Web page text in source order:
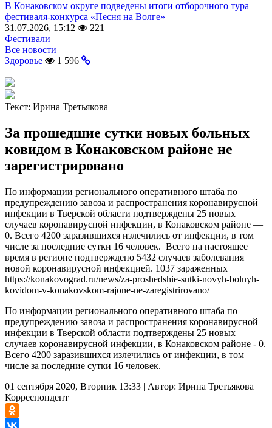
В Конаковском округе подведены итоги отборочного тура
фестиваля-конкурса «Песня на Волге»
31.07.2026, 15:12
221
Фестивали
Все новости
Здоровье
1 596
Текст: Ирина Третьякова
За прошедшие сутки новых больных
ковидом в Конаковском районе не
зарегистрировано
По информации регионального оперативного штаба по
предупреждению завоза и распространения коронавирусной
инфекции в Тверской области подтверждены 25 новых
случаев коронавирусной инфекции, в Конаковском районе —
0. Всего 4200 заразившихся излечились от инфекции, в том
числе за последние сутки 16 человек. Всего на настоящее
время в регионе подтверждено 5432 случаев заболевания
новой коронавирусной инфекцией. 1037 зараженных
https://konakovograd.ru/news/za-proshedshie-sutki-novyh-bolnyh-
kovidom-v-konakovskom-rajone-ne-zaregistrirovano/
По информации регионального оперативного штаба по
предупреждению завоза и распространения коронавирусной
инфекции в Тверской области подтверждены 25 новых
случаев коронавирусной инфекции, в Конаковском районе - 0.
Всего 4200 заразившихся излечились от инфекции, в том
числе за последние сутки 16 человек.
01 сентября 2020, Вторник 13:33 | Автор: Ирина Третьякова
Корреспондент